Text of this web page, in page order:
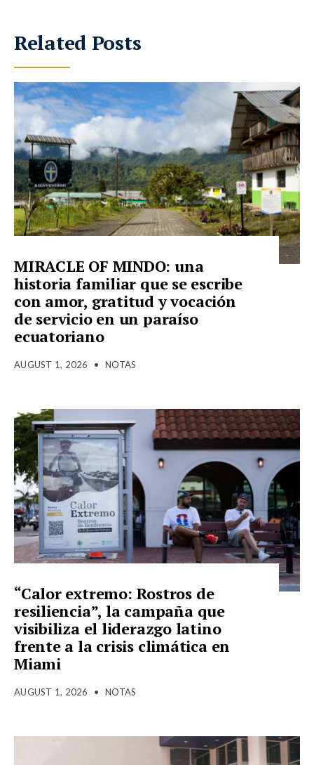
Related Posts
MIRACLE OF MINDO: una
historia familiar que se escribe
con amor, gratitud y vocación
de servicio en un paraíso
ecuatoriano
AUGUST 1, 2026 • NOTAS
“Calor extremo: Rostros de
resiliencia”, la campaña que
visibiliza el liderazgo latino
frente a la crisis climática en
Miami
AUGUST 1, 2026 • NOTAS